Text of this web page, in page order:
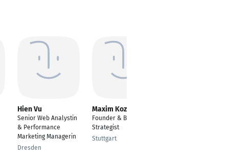
Hien Vu
Senior Web Analystin
& Performance
Marketing Managerin
Dresden
Maxim Kozyuk
Founder & B2B SEO
Strategist
Stuttgart